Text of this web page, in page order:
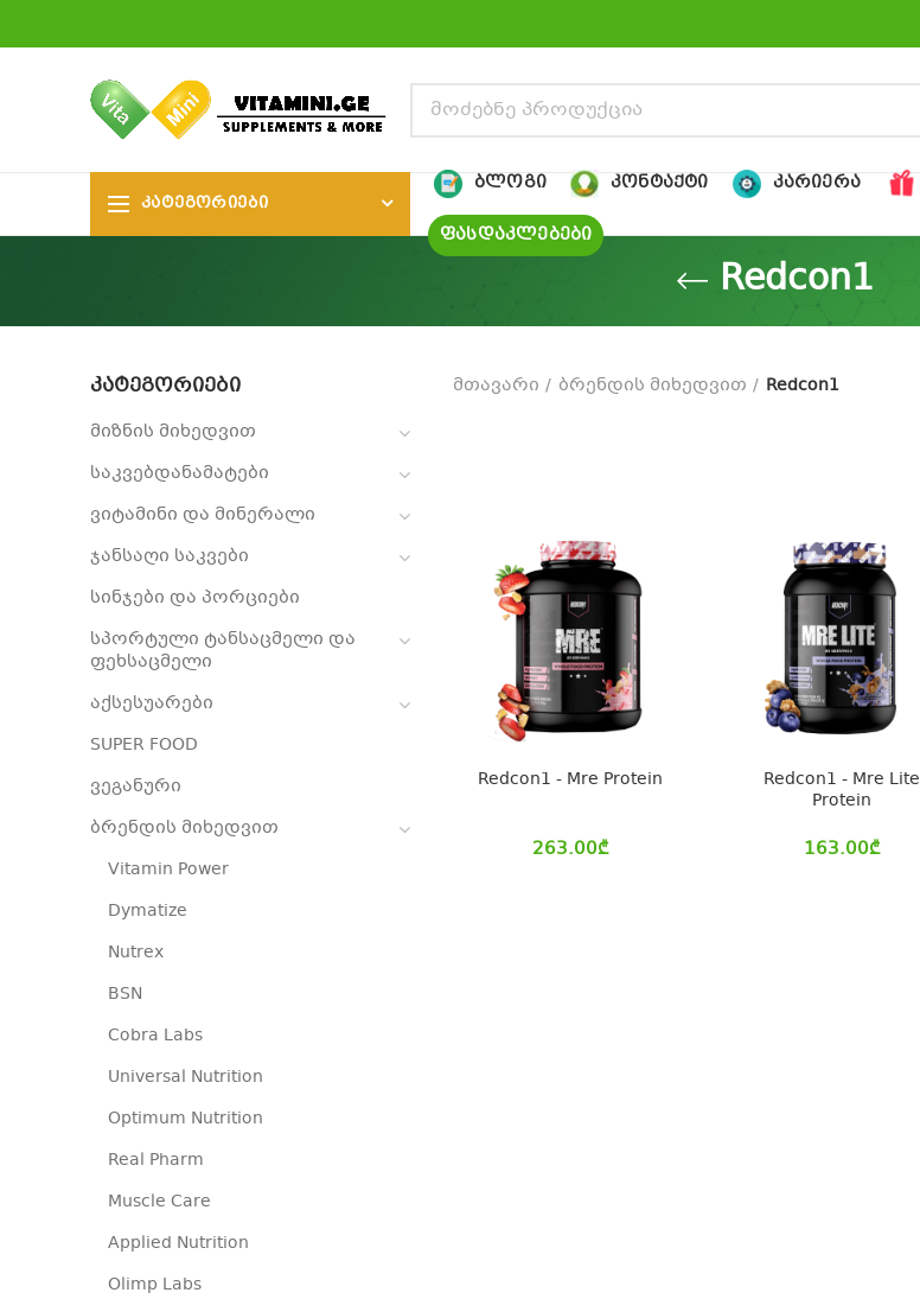
ᲙᲐᲢᲔᲒᲝᲠᲘᲔᲑᲘ
ᲑᲚᲝᲒᲘ ᲙᲝᲜᲢᲐᲥᲢᲘ ᲙᲐᲠᲘᲔᲠᲐ
ᲤᲐᲡᲓᲐᲙᲚᲔᲑᲔᲑᲘ
Redcon1
ᲙᲐᲢᲔᲒᲝᲠᲘᲔᲑᲘ
მიზნის მიხედვით
საკვებდანამატები
ვიტამინი და მინერალი
ჯანსაღი საკვები
სინჯები და პორციები
სპორტული ტანსაცმელი და
ფეხსაცმელი
აქსესუარები
SUPER FOOD
ვეგანური
ბრენდის მიხედვით
Vitamin Power
Dymatize
Nutrex
BSN
Cobra Labs
Universal Nutrition
Optimum Nutrition
Real Pharm
Muscle Care
Applied Nutrition
Olimp Labs
მთავარი ბრენდის მიხედვით Redcon1
Redcon1 - Mre Protein
263.00₾
Redcon1 - Mre Lite
Protein
163.00₾